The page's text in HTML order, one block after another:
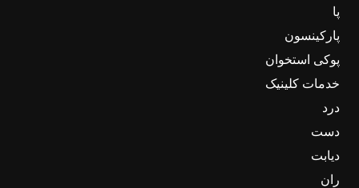
پا
پارکینسون
پوکی استخوان
خدمات کلینیک
درد
دست
دیابت
ران